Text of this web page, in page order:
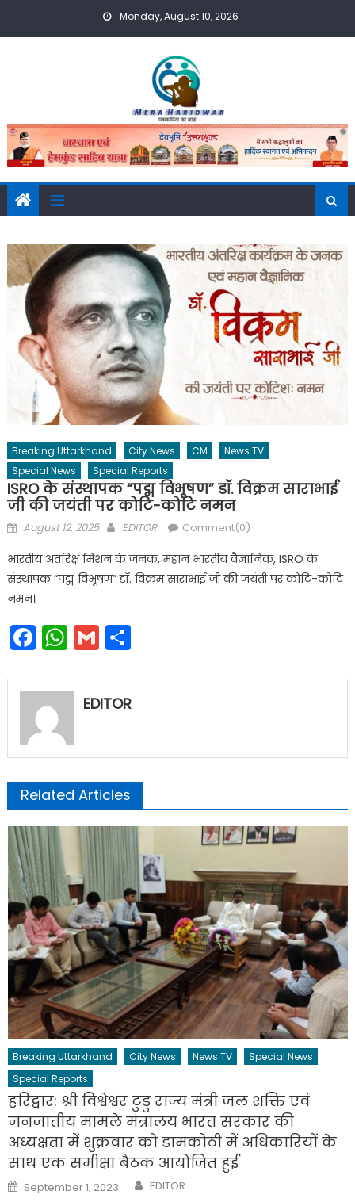
Monday, August 10, 2026
Breaking Uttarkhand City News CM
News TV
Special News
Special Reports
ISRO के संस्थापक “पद्म विभूषण” डॉ. विक्रम साराभाई
जी की जयंती पर कोटि-कोटि नमन
Posted
August 12, 2025 Author
EDITOR Comment(0)
भारतीय अंतरिक्ष मिशन के जनक, महान भारतीय वैज्ञानिक, ISRO के
संस्थापक “पद्म विभूषण” डॉ. विक्रम साराभाई जी की जयंती पर कोटि-कोटि
नमन।
Facebook
WhatsApp
GmailShare
EDITOR
Related Articles
Breaking Uttarkhand City News News TV
Special News
Special Reports
हरिद्वार: श्री विश्वेश्वर टुडु राज्य मंत्री जल शक्ति एवं
जनजातीय मामले मंत्रालय भारत सरकार की
अध्यक्षता में शुक्रवार को डामकोठी में अधिकारियों के
साथ एक समीक्षा बैठक आयोजित हुई
Posted
on
September 1, 2023 Author
EDITOR